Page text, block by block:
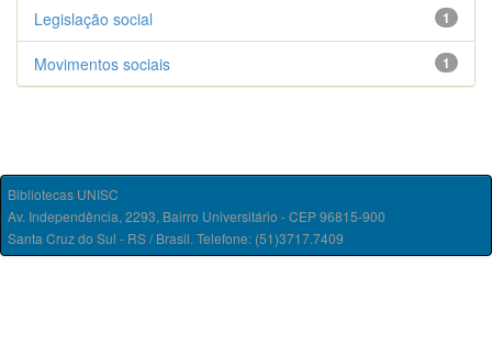
1
Legislação social
1
Movimentos sociais
Bibliotecas UNISC
Av. Independência, 2293, Bairro Universitário - CEP 96815-900
Santa Cruz do Sul - RS / Brasil. Telefone: (51)3717.7409